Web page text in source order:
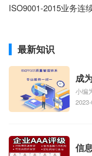
ISO9001-2015业务连
最新知识
成
小编
能成
信